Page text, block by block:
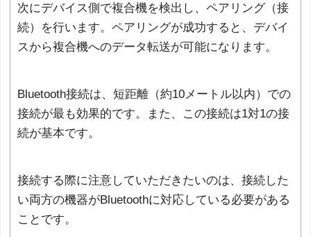
次にデバイス側で複合機を検出し、ペアリング（接
続）を行います。ペアリングが成功すると、デバイ
スから複合機へのデータ転送が可能になります。
Bluetooth接続は、短距離（約10メートル以内）での
接続が最も効果的です。また、この接続は1対1の接
続が基本です。
接続する際に注意していただきたいのは、接続した
い両方の機器がBluetoothに対応している必要がある
ことです。